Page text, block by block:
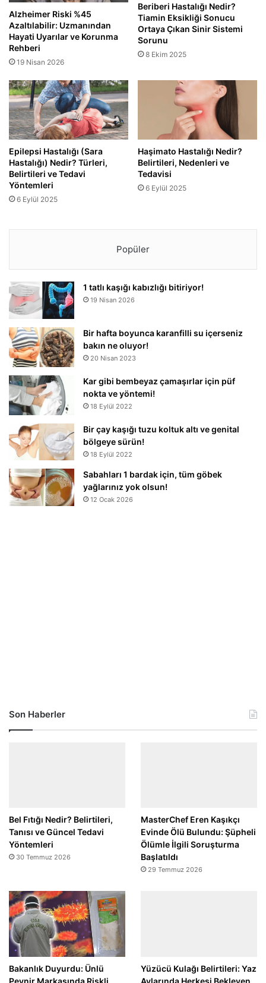
Alzheimer Riski %45
Azaltılabilir: Uzmanından
Hayati Uyarılar ve Korunma
Rehberi
19 Nisan 2026
Beriberi Hastalığı Nedir?
Tiamin Eksikliği Sonucu
Ortaya Çıkan Sinir Sistemi
Sorunu
8 Ekim 2025
Epilepsi Hastalığı (Sara
Hastalığı) Nedir? Türleri,
Belirtileri ve Tedavi
Yöntemleri
6 Eylül 2025
Haşimato Hastalığı Nedir?
Belirtileri, Nedenleri ve
Tedavisi
6 Eylül 2025
Popüler
1 tatlı kaşığı kabızlığı bitiriyor!
19 Nisan 2026
Bir hafta boyunca karanfilli su içerseniz
bakın ne oluyor!
20 Nisan 2023
Kar gibi bembeyaz çamaşırlar için püf
nokta ve yöntemi!
18 Eylül 2022
Bir çay kaşığı tuzu koltuk altı ve genital
bölgeye sürün!
18 Eylül 2022
Sabahları 1 bardak için, tüm göbek
yağlarınız yok olsun!
12 Ocak 2026
Son Haberler
Bel Fıtığı Nedir? Belirtileri,
Tanısı ve Güncel Tedavi
Yöntemleri
30 Temmuz 2026
MasterChef Eren Kaşıkçı
Evinde Ölü Bulundu: Şüpheli
Ölümle İlgili Soruşturma
Başlatıldı
29 Temmuz 2026
Bakanlık Duyurdu: Ünlü
Yüzücü Kulağı Belirtileri: Yaz